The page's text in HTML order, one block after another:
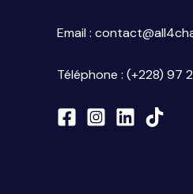
Email :
Téléphone : (+228) 97